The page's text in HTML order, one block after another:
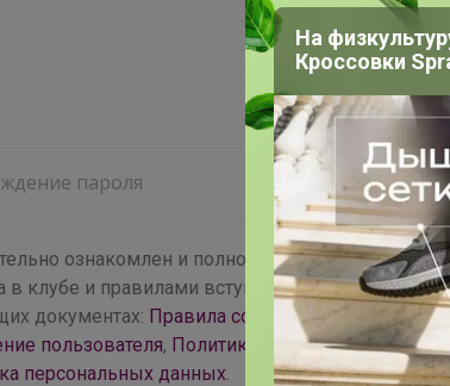
ознакомлен и полностью согласен с
в клубе и правилами вступления, изложенными
документах: Правила совместных закупок
пользователя, Политика
персональных данных.
На
Кроссовки